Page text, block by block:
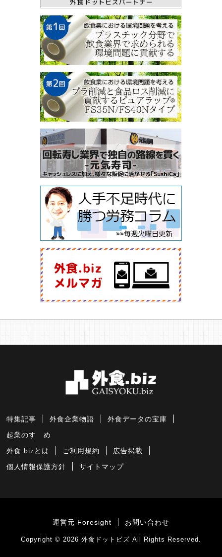
特集記事 外食企業物語 外食データの宝庫
起業のすゝめ
外食.bizとは ご利用規約 広告掲載
個人情報保護方針 サイトマップ
運営元 Foresight お問い合わせ
Copyright © 2026 外食ドットビズ All Rights Reserved.